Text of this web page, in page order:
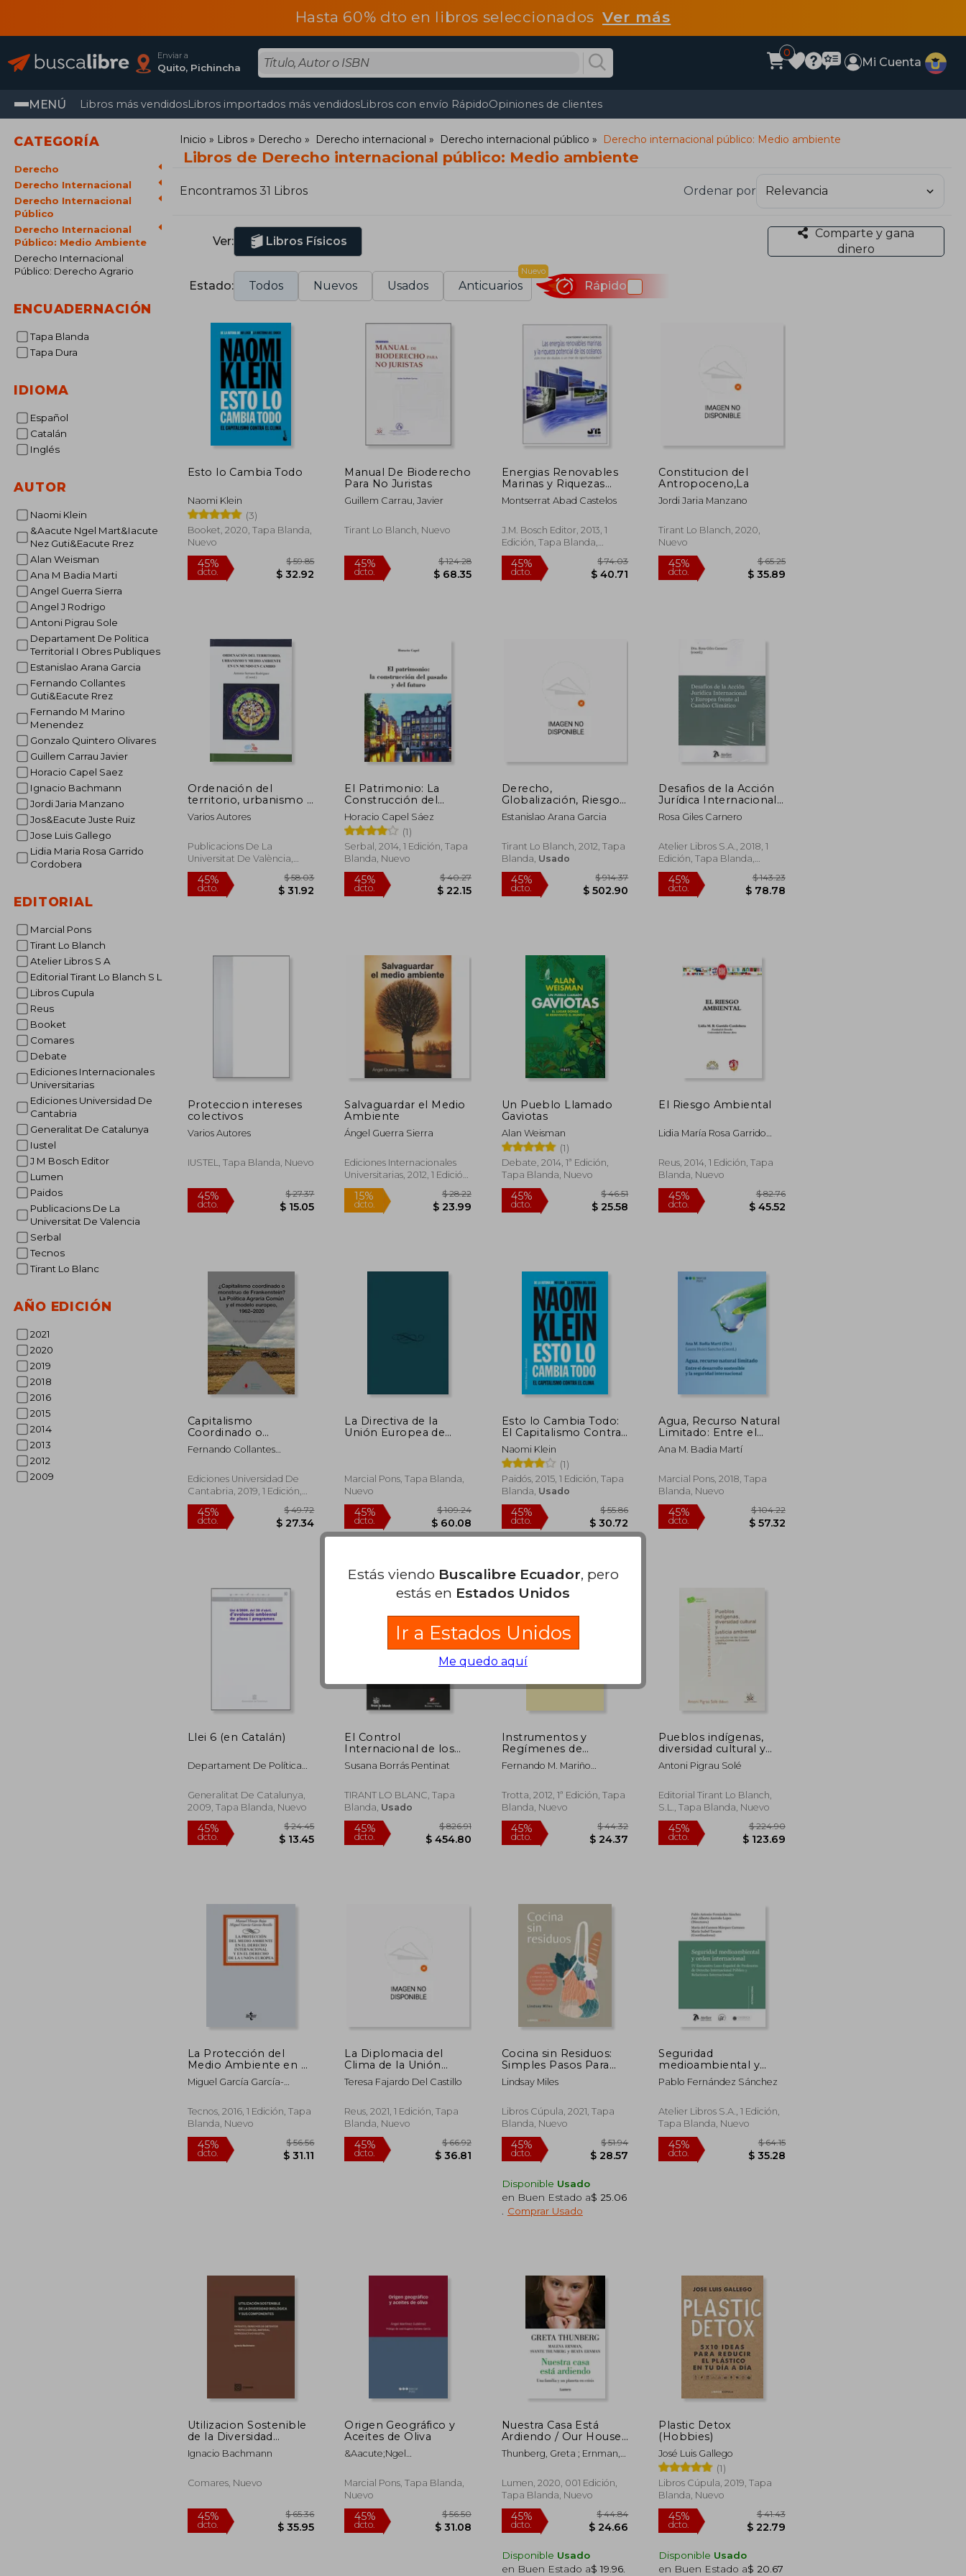
Hasta 60% dto en libros seleccionadosVer más
Enviar a
Quito, Pichincha
0
Mi Cuenta
MENÚ Libros más vendidosLibros importados más vendidosLibros con envío RápidoOpiniones de clientes
CATEGORÍA
Derecho
Derecho Internacional
Derecho Internacional
Público
Derecho Internacional
Público: Medio Ambiente
Derecho Internacional
Público: Derecho Agrario
ENCUADERNACIÓN
Tapa Blanda
Tapa Dura
IDIOMA
Español
Catalán
Inglés
AUTOR
Naomi Klein
&Aacute Ngel Mart&Iacute
Nez Guti&Eacute Rrez
Alan Weisman
Ana M Badia Marti
Angel Guerra Sierra
Angel J Rodrigo
Antoni Pigrau Sole
Departament De Politica
Territorial I Obres Publiques
Estanislao Arana Garcia
Fernando Collantes
Guti&Eacute Rrez
Fernando M Marino
Menendez
Gonzalo Quintero Olivares
Guillem Carrau Javier
Horacio Capel Saez
Ignacio Bachmann
Jordi Jaria Manzano
Jos&Eacute Juste Ruiz
Jose Luis Gallego
Lidia Maria Rosa Garrido
Cordobera
EDITORIAL
Marcial Pons
Tirant Lo Blanch
Atelier Libros S A
Editorial Tirant Lo Blanch S L
Libros Cupula
Reus
Booket
Comares
Debate
Ediciones Internacionales
Universitarias
Ediciones Universidad De
Cantabria
Generalitat De Catalunya
Iustel
J M Bosch Editor
Lumen
Paidos
Publicacions De La
Universitat De Valencia
Serbal
Tecnos
Tirant Lo Blanc
AÑO EDICIÓN
2021
2020
2019
2018
2016
2015
2014
2013
2012
2009
Inicio Libros Derecho Derecho internacional Derecho internacional público Derecho internacional público: Medio ambiente
Libros de Derecho internacional público: Medio ambiente
Encontramos 31 Libros Ordenar por
Ver: Libros Físicos
Comparte y gana
dinero
Estado: Todos Nuevos Usados Anticuarios
Nuevo
Rápido
Esto lo Cambia Todo
Naomi Klein
(3)
Booket, 2020, Tapa Blanda,
Nuevo
Manual De Bioderecho
Para No Juristas
Guillem Carrau, Javier
Tirant Lo Blanch, Nuevo
Energias Renovables
Marinas y Riquezas
Potencial Oceanos: Un
mar de Dudas o un
Oportunidades?
Montserrat Abad Castelos
J.M. Bosch Editor, 2013, 1
Edición, Tapa Blanda,
Nuevo
Constitucion del
Antropoceno,La
Jordi Jaria Manzano
Tirant Lo Blanch, 2020,
Nuevo
Ordenación del
territorio, urbanismo y
medio ambiente en
un mundo en cambio
Varios Autores
Publicacions De La
Universitat De València,
Tapa Dura, Nuevo
El Patrimonio: La
Construcción del
Pasado y del Futuro
Horacio Capel Sáez
(1)
Serbal, 2014, 1 Edición, Tapa
Blanda, Nuevo
45%
dcto.
Derecho,
Globalización, Riesgo
y Medio Ambiente
(Homenajes &
Estanislao Arana Garcia
Tirant Lo Blanch, 2012, Tapa
Blanda, Usado
45%
dcto.
$ 914.37
Desafios de la Acción
Jurídica Internacional
y Europea Frente al
Cambio Climático.
Rosa Giles Carnero
Atelier Libros S.A., 2018, 1
Edición, Tapa Blanda,
Nuevo
45%
Proteccion intereses
colectivos
Varios Autores
IUSTEL, Tapa Blanda, Nuevo
45%
dcto.
Salvaguardar el Medio
Ambiente
Ángel Guerra Sierra
Ediciones Internacionales
Universitarias, 2012, 1 Edición,
Tapa Blanda, Nuevo
dcto.
Un Pueblo Llamado
Gaviotas
Alan Weisman
(1)
Debate, 2014, 1ª Edición,
Tapa Blanda, Nuevo
45%
dcto. $ 25.58
El Riesgo Ambiental
Lidia María Rosa Garrido
Reus, 2014, 1 Edición, Tapa
Blanda, Nuevo
45%
Capitalismo
Coordinado o
Monstruo de
Frankenstein? La
Común y el Modelo
Europeo, 1962-2020
Fernando Collantes
Ediciones Universidad De
Cantabria, 2019, 1 Edición,
Tapa Blanda, Nuevo
$ 27.34
La Directiva de la
Unión Europea de
treinta años
(Monografías jurídicas)
Marcial Pons, Tapa Blanda,
Nuevo
$ 60.08
Esto lo Cambia Todo:
El Capitalismo Contra
el Clima
Naomi Klein
(1)
Paidós, 2015, 1 Edición, Tapa
Blanda, Usado
dcto.
Agua, Recurso Natural
Limitado: Entre el
Desarrollo Sostenible
y la Seguridad
Ana M. Badia Martí
Marcial Pons, 2018, Tapa
Blanda, Nuevo
Llei 6 (en Catalán)
Departament De Política
Generalitat De Catalunya,
2009, Tapa Blanda, Nuevo
45%
El Control
Internacional de los
Tratados Multilaterales
de Protección del
¿Apariencias o
Realidades?
Congresos)
Susana Borrás Pentinat
TIRANT LO BLANC, Tapa
Blanda, Usado
45% $ 826.91
Instrumentos y
Regímenes de
Cooperación
Internacional
Fernando M. Mariño
Trotta, 2012, 1ª Edición, Tapa
Blanda, Nuevo
45% $ 44.32
Pueblos indígenas,
diversidad cultural y
justicia ambiental
(Estudios
Antoni Pigrau Solé
Editorial Tirant Lo Blanch,
S.L., Tapa Blanda, Nuevo
45%
La Protección del
Medio Ambiente en el
Derecho Internacional
y en el Derecho de la
Miguel García García-
Tecnos, 2016, 1 Edición, Tapa
Blanda, Nuevo
45%
dcto.
La Diplomacia del
Clima de la Unión
Europea: La Acción
Exterior Sobre
Pacto Verde Mundial
(Derecho
Relaciones
Internacionales)
Teresa Fajardo Del Castillo
Reus, 2021, 1 Edición, Tapa
Blanda, Nuevo
dcto.
Cocina sin Residuos:
Simples Pasos Para
Comprar, Cocinar y
Comer de Forma
Complicaciones
Lindsay Miles
Libros Cúpula, 2021, Tapa
Blanda, Nuevo
45%
dcto.
$ 51.94
Disponible Usado
en Buen Estado a$ 25.06
Comprar Usado
Seguridad
medioambiental y
orden internacional.
(Atelier internacional)
Pablo Fernández Sánchez
Atelier Libros S.A., 1 Edición,
Tapa Blanda, Nuevo
45%
Utilizacion Sostenible
de la Diversidad
Biologica y sus
Componentes.
Obtentor y
Vegetal
Ignacio Bachmann
Comares, Nuevo
Origen Geográfico y
Aceites de Oliva
&Aacute;Ngel
Guti&Eacute;Rrez
Marcial Pons, Tapa Blanda,
Nuevo
Nuestra Casa Está
Ardiendo / Our House
Is on Fire (en Inglés)
Thunberg, Greta ; Ernman,
Lumen, 2020, 001 Edición,
Tapa Blanda, Nuevo
Disponible Usado
en Buen Estado a$ 19.96.
Plastic Detox
(Hobbies)
José Luis Gallego
(1)
Libros Cúpula, 2019, Tapa
Blanda, Nuevo
Disponible Usado
en Buen Estado a$ 20.67
Estás viendo Buscalibre Ecuador, pero
estás en Estados Unidos
Ir a Estados Unidos
Me quedo aquí